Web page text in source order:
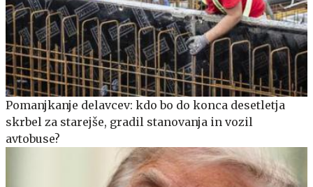
Pomanjkanje delavcev: kdo bo do konca desetletja
skrbel za starejše, gradil stanovanja in vozil
avtobuse?